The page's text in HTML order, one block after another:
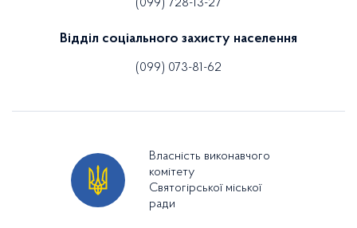
(099) 728-13-27
Відділ соціального захисту населення
(099) 073-81-62
Власність виконавчого
комітету
Святогірської міської
ради